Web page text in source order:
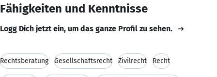
Fähigkeiten und Kenntnisse
Logg Dich jetzt ein, um das ganze Profil zu sehen.
Rechtsberatung Gesellschaftsrecht Zivilrecht Recht